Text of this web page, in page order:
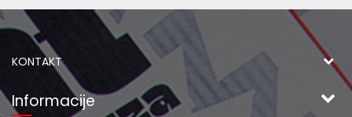
KONTAKT
Finest Food DOO
Informacije